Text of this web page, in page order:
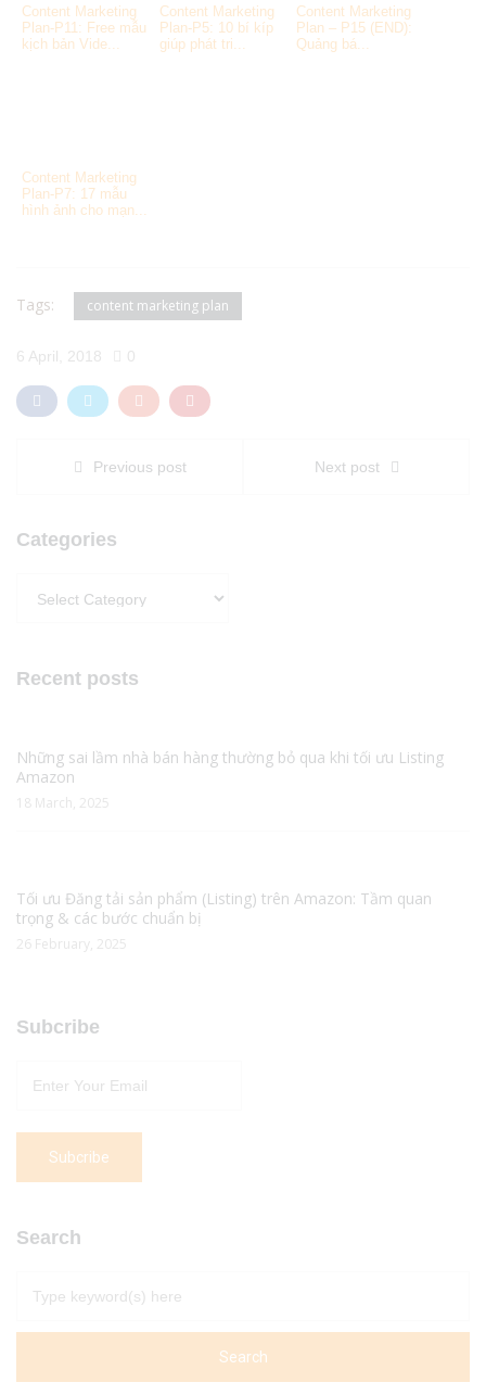
Content Marketing
Plan-P11: Free mẫu
kịch bản Vide...
Content Marketing
Plan-P5: 10 bí kíp
giúp phát tri...
Content Marketing
Plan – P15 (END):
Quảng bá...
Content Marketing
Plan-P7: 17 mẫu
hình ảnh cho mạn...
Tags: content marketing plan
6 April, 2018 0
Previous post Next post
Categories
Recent posts
Những sai lầm nhà bán hàng thường bỏ qua khi tối ưu Listing
Amazon
18 March, 2025
Tối ưu Đăng tải sản phẩm (Listing) trên Amazon: Tầm quan
trọng & các bước chuẩn bị
26 February, 2025
Subcribe
Search